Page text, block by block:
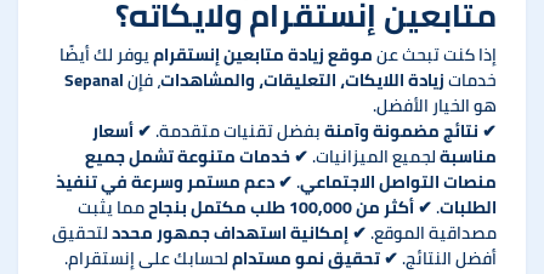
متابعين إنستقرام ولايكاته؟
إذا كنت تبحث عنموقع زيادة متابعين إنستقراميوفر لك أيضًا
خدماتزيادة اللايكات، التعليقات، والمشاهدات، فإنSepanal
هو الخيار الأفضل.
✔نتائج مضمونة وآمنةبفضل تقنيات متقدمة. ✔أسعار
مناسبةلجميع الميزانيات. ✔خدمات متنوعة تشمل جميع
منصات التواصل الاجتماعي. ✔دعم مستمر وسرعة في تنفيذ
الطلبات. ✔أكثر من 100,000 طلب مكتمل بنجاح
مما يثبت
مصداقية الموقع. ✔إمكانية استهداف جمهور محددلتحقيق
أفضل النتائج. ✔تحقيق نمو مستداملحسابك على إنستقرام.